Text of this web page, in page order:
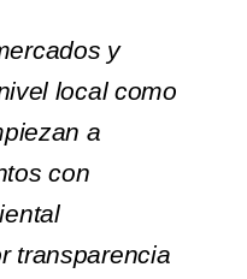
y
local como
a
con
transparencia